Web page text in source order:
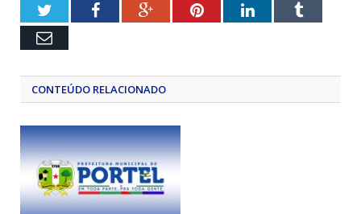
TwitterFacebookGoogle+PinterestLinkedInTumblr
Email
CONTEÚDO RELACIONADO